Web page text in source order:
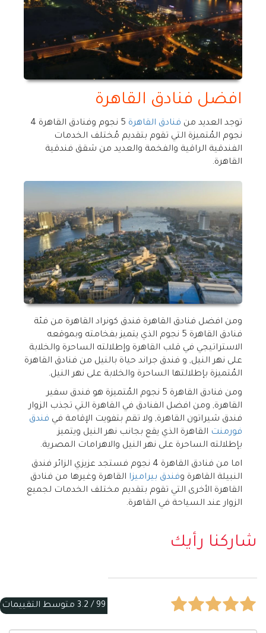
افضل فنادق القاهرة
توجد العديد من فنادق القاهرة
5 نجوم وفنادق القاهرة 4
نجوم المُتميزة التي تقوم بتقديم مُختلف الخدمات
الفندقية الراقية والفخمة والعديد من شقق فندقية
القاهرة.
ومن افضل فنادق القاهرة فندق كونراد القاهرة من فئة
فنادق القاهرة 5 نجوم الذي يتميز بفخامته وبموقعه
الاستراتيجي في قلب القاهرة وإطلالته الساحرة والخلابة
على نهر النيل, و فندق جراند حياة بالنيل من فنادق القاهرة
المُتميزة بإطلالتها الساحرة والخلابة على نهر النيل.
ومن فنادق القاهرة 5 نجوم المُتميزة هو فندق سفير
القاهرة, ومن افضل الفنادق في القاهرة التي تجذب الزوار
فندق شيراتون القاهرة, ولا تقم بتفويت الإقامة في فندق
فورمنت القاهرة الذي يقع بجانب نهر النيل ويتميز
بإطلالته الساحرة على نهر النيل والاهرامات المصرية.
اما من فنادق القاهرة 4 نجوم فستجد عزيزي الزائر فندق
النبيلة القاهرة وفندق بيراميزا القاهرة وغيرها من فنادق
القاهرة الأخرى التي تقوم بتقديم مختلف الخدمات لجميع
الزوار عند السياحة في القاهرة.
شاركنا رأيك
99 /
3.2 متوسط التقييمات